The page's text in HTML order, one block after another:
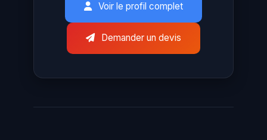
Voir le profil complet
Demander un devis